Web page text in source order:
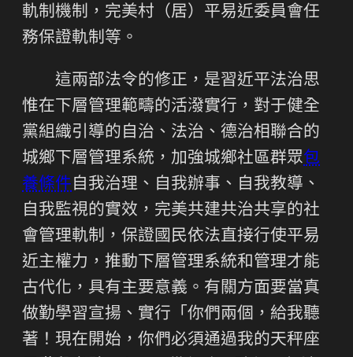
軌制機制，完美村（居）平易近委員會任
務保證軌制等。
這兩部法令的修正，是習近平法治思
惟在下層管理範疇的活潑實行，對于健全
黨組織引導的自治、法治、德治相聯合的
城鄉下層管理系統，加強城鄉社區群眾包
養條件 自我治理、自我辦事、自我教導、
自我監視的實效，完美共建共治共享的社
會管理軌制，保證國民依法直接行使平易
近主權力，推動下層管理系統和管理才能
古代化，具有主要意義。有關方面要當真
做勤學習宣揚、實行「你們兩個，給我聽
著！現在開始，你們必須通過我的天秤座